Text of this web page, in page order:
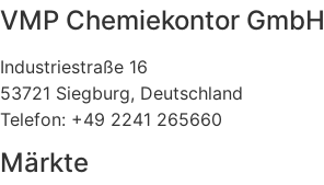
VMP Chemiekontor GmbH
Industriestraße 16
53721 Siegburg, Deutschland
Telefon: +49 2241 265660
Märkte